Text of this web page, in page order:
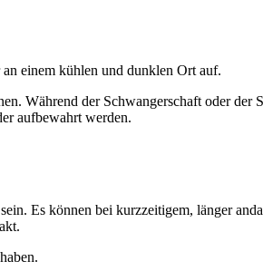
einem kühlen und dunklen Ort auf.
Während der Schwangerschaft oder der
aufbewahrt werden.
Es können bei kurzzeitigem, länger